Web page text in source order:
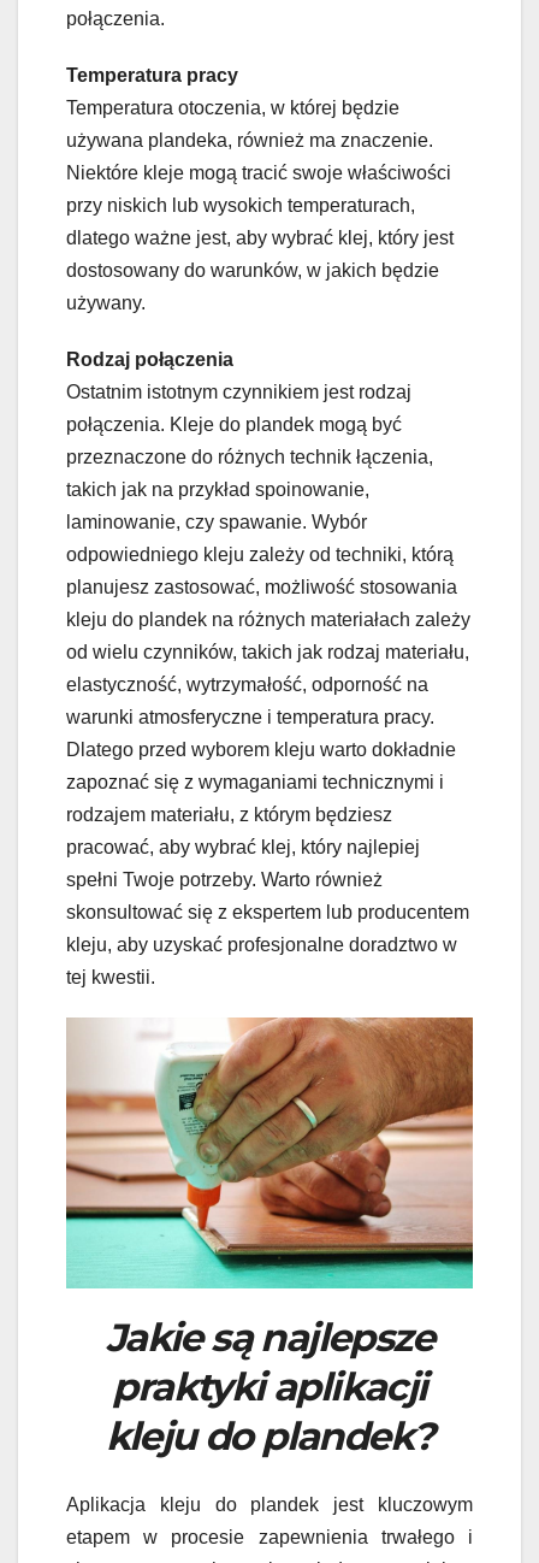
połączenia.
Temperatura pracy
Temperatura otoczenia, w której będzie
używana plandeka, również ma znaczenie.
Niektóre kleje mogą tracić swoje właściwości
przy niskich lub wysokich temperaturach,
dlatego ważne jest, aby wybrać klej, który jest
dostosowany do warunków, w jakich będzie
używany.
Rodzaj połączenia
Ostatnim istotnym czynnikiem jest rodzaj
połączenia. Kleje do plandek mogą być
przeznaczone do różnych technik łączenia,
takich jak na przykład spoinowanie,
laminowanie, czy spawanie. Wybór
odpowiedniego kleju zależy od techniki, którą
planujesz zastosować, możliwość stosowania
kleju do plandek na różnych materiałach zależy
od wielu czynników, takich jak rodzaj materiału,
elastyczność, wytrzymałość, odporność na
warunki atmosferyczne i temperatura pracy.
Dlatego przed wyborem kleju warto dokładnie
zapoznać się z wymaganiami technicznymi i
rodzajem materiału, z którym będziesz
pracować, aby wybrać klej, który najlepiej
spełni Twoje potrzeby. Warto również
skonsultować się z ekspertem lub producentem
kleju, aby uzyskać profesjonalne doradztwo w
tej kwestii.
Jakie są najlepsze
praktyki aplikacji
kleju do plandek?
Aplikacja kleju do plandek jest kluczowym
etapem w procesie zapewnienia trwałego i